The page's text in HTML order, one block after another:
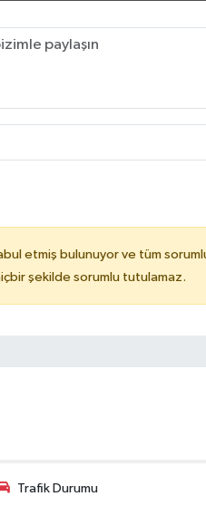
etmiş bulunuyor ve tüm
şekilde sorumlu tutulamaz.
Trafik Durumu